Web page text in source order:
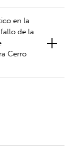
en la
de la
Cerro